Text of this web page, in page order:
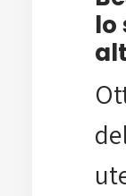
lo